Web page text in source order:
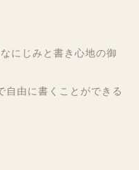
にじみと書き心地の御
自由に書くことができる